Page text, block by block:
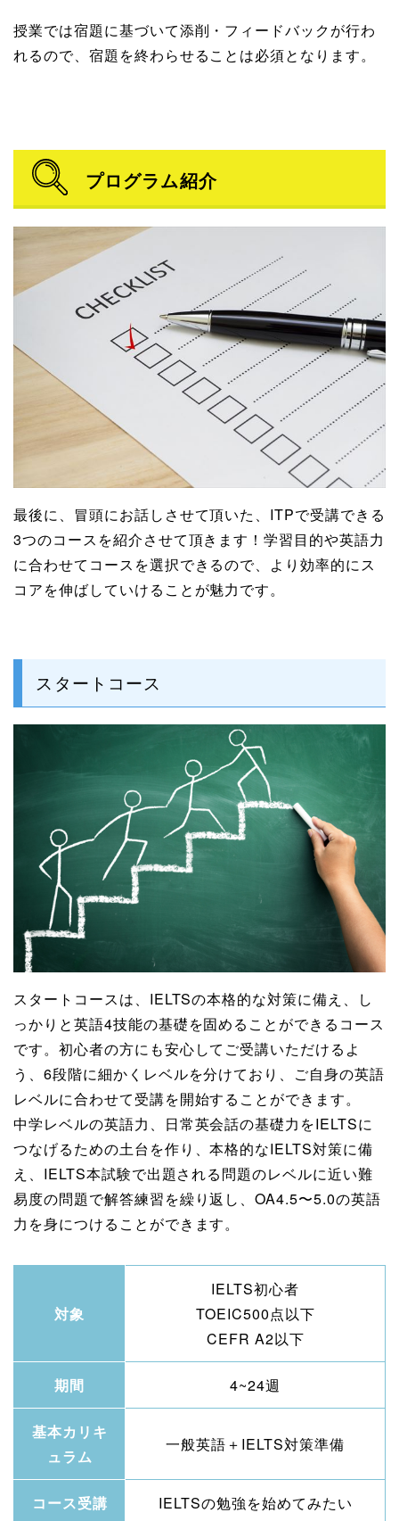
授業では宿題に基づいて添削・フィードバックが行わ
れるので、宿題を終わらせることは必須となります。
プログラム紹介
最後に、冒頭にお話しさせて頂いた、ITPで受講できる
3つのコースを紹介させて頂きます！学習目的や英語力
に合わせてコースを選択できるので、より効率的にス
コアを伸ばしていけることが魅力です。
スタートコース
スタートコースは、IELTSの本格的な対策に備え、し
っかりと英語4技能の基礎を固めることができるコース
です。初心者の方にも安心してご受講いただけるよ
う、6段階に細かくレベルを分けており、ご自身の英語
レベルに合わせて受講を開始することができます。
中学レベルの英語力、日常英会話の基礎力をIELTSに
つなげるための土台を作り、本格的なIELTS対策に備
え、IELTS本試験で出題される問題のレベルに近い難
易度の問題で解答練習を繰り返し、OA4.5〜5.0の英語
力を身につけることができます。
対象
IELTS初心者
TOEIC500点以下
CEFR A2以下
期間 4~24週
基本カリキ
ュラム
一般英語＋IELTS対策準備
コース受講
IELTSの勉強を始めてみたい